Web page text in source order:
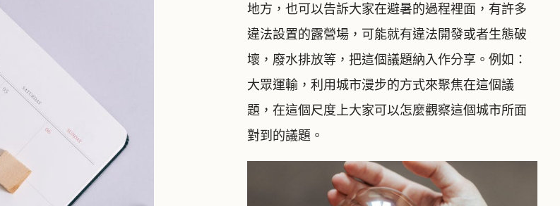
地方，也可以告訴大家在避暑的過程裡面，有許多
違法設置的露營場，可能就有違法開發或者生態破
壞，廢水排放等，把這個議題納入作分享。例如：
大眾運輸，利用城市漫步的方式來聚焦在這個議
題，在這個尺度上大家可以怎麼觀察這個城市所面
對到的議題。